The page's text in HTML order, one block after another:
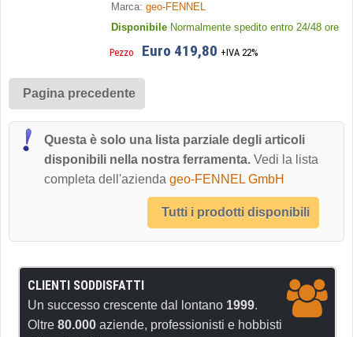
Marca: geo-FENNEL
Disponibile Normalmente spedito entro 24/48 ore
Pezzo Euro 419,80 +IVA 22%
Pagina precedente
Questa è solo una lista parziale degli articoli
disponibili nella nostra ferramenta. Vedi la lista
completa dell'azienda geo-FENNEL GmbH
Tutti i prodotti disponibili
CLIENTI SODDISFATTI
Un successo crescente dal lontano 1999.
Oltre 80.000 aziende, professionisti e hobbisti